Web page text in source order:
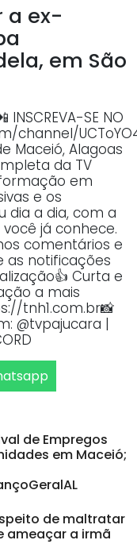
a ex-
em São
SE NO
channel/
Maceió, Alagoas
da TV
em
e os
dia a dia, com a
já conhece.
comentários e
as notificações
Curta e
a mais
tnh1.com.br📸
@tvpajucara |
de Empregos
em Maceió;
de maltratar
ameaçar a irmã